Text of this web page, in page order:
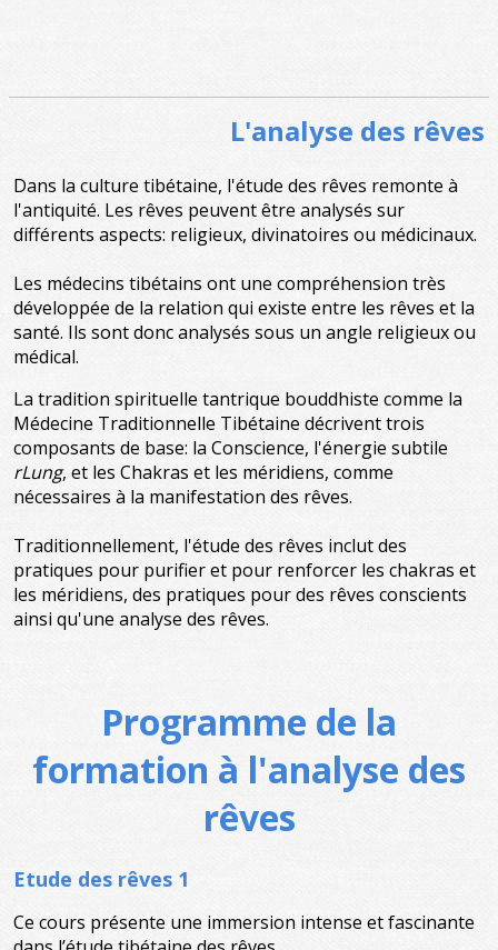
L'analyse des rêves
Dans la culture tibétaine, l'étude des rêves remonte à
l'antiquité. Les rêves peuvent être analysés sur
différents aspects: religieux, divinatoires ou médicinaux.
Les médecins tibétains ont une compréhension très
développée de la relation qui existe entre les rêves et la
santé. Ils sont donc analysés sous un angle religieux ou
médical.
La tradition spirituelle tantrique bouddhiste comme la
Médecine Traditionnelle Tibétaine décrivent trois
composants de base: la Conscience, l'énergie subtile
rLung, et les Chakras et les méridiens, comme
nécessaires à la manifestation des rêves.
Traditionnellement, l'étude des rêves inclut des
pratiques pour purifier et pour renforcer les chakras et
les méridiens, des pratiques pour des rêves conscients
ainsi qu'une analyse des rêves.
Programme de la
formation à l'analyse des
rêves
Etude des rêves 1
Ce cours présente une immersion intense et fascinante